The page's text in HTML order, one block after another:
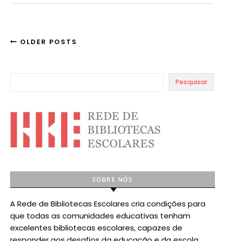
OLDER POSTS
Pesquisar
SOBRE NÓS
A Rede de Bibliotecas Escolares cria condições para
que todas as comunidades educativas tenham
excelentes bibliotecas escolares, capazes de